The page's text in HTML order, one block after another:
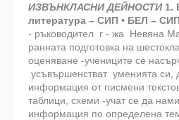
ИЗВЪНКЛАСНИ ДЕЙНОСТИ 1.
литература – СИП • БЕЛ –
- ръководител г - жа Невяна
ранната подготовка на
оценяване -учениците се
усъвършенстват уменията си,
информация от писмени
таблици, схеми -учат се да
информация по определена